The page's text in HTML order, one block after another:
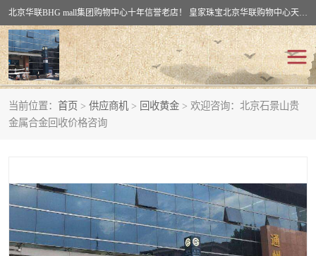
北京华联BHG mall集团购物中心十年信誉老店！ 皇家珠宝北京华联购物中心天时名苑店竭诚欢迎您。 北京市通州区（八通线）通州北苑地铁华联购物中心一层皇家珠宝 北京皇家珠宝通州黄金回收黄金首饰加工店（八通线: 通州北苑地铁华联店）：通州区通州北苑地铁华联购物中心一层皇家珠宝。
当前位置： 首页 > 供应商机 > 回收黄金 > 欢迎咨询：北京石景山贵
金属合金回收价格咨询
回收黄金
回收翡翠玉石